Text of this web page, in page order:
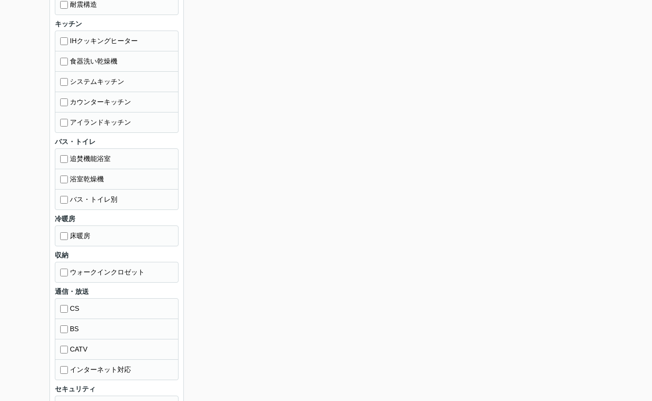
耐震構造
キッチン
IHクッキングヒーター
食器洗い乾燥機
システムキッチン
カウンターキッチン
アイランドキッチン
バス・トイレ
追焚機能浴室
浴室乾燥機
バス・トイレ別
冷暖房
床暖房
収納
ウォークインクロゼット
通信・放送
CS
BS
CATV
インターネット対応
セキュリティ